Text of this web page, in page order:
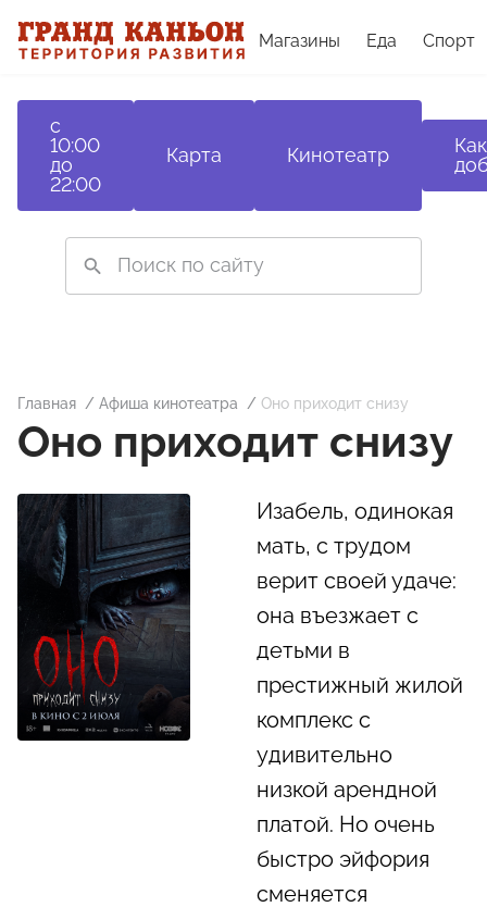
Магазины Еда Спорт
с
10:00
до
22:00
Карта Кинотеатр
Как
Главная Афиша кинотеатра Оно приходит снизу
Оно приходит снизу
Изабель, одинокая
мать, с трудом
верит своей удаче:
она въезжает с
детьми в
престижный жилой
комплекс с
удивительно
низкой арендной
платой. Но очень
быстро эйфория
сменяется